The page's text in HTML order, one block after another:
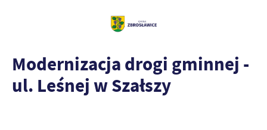
Modernizacja drogi gminnej -
ul. Leśnej w Szałszy